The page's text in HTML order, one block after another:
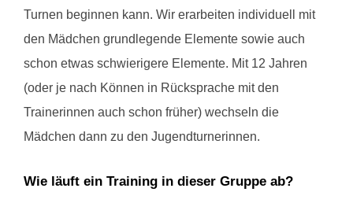
Turnen beginnen kann. Wir erarbeiten individuell mit
den Mädchen grundlegende Elemente sowie auch
schon etwas schwierigere Elemente. Mit 12 Jahren
(oder je nach Können in Rücksprache mit den
Trainerinnen auch schon früher) wechseln die
Mädchen dann zu den Jugendturnerinnen.
Wie läuft ein Training in dieser Gruppe ab?